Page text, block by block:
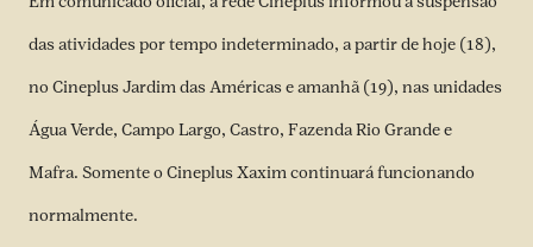
das atividades por tempo indeterminado, a partir de hoje (18),
no Cineplus Jardim das Américas e amanhã (19), nas unidades
Água Verde, Campo Largo, Castro, Fazenda Rio Grande e
Mafra. Somente o Cineplus Xaxim continuará funcionando
normalmente.